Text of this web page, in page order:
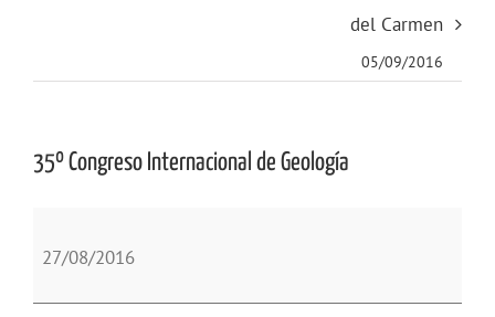
del Carmen
05/09/2016
35º Congreso Internacional de Geología
Congreso
de
27/08/2016